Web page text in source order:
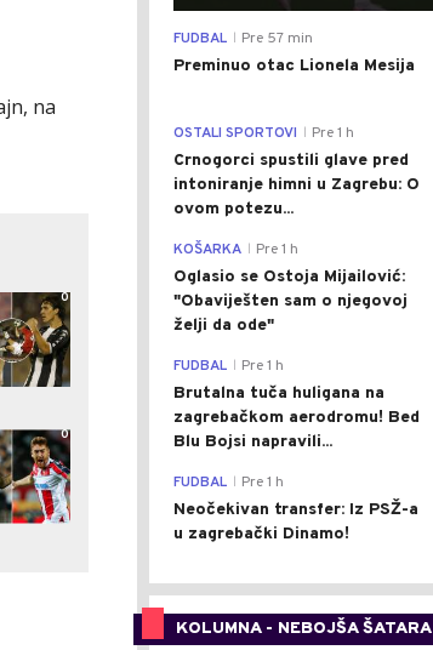
na
0
0
FUDBAL Pre 57 min
Preminuo otac Lionela Mesija
OSTALI SPORTOVI Pre 1 h
Crnogorci spustili glave pred
intoniranje himni u Zagrebu: O
ovom potezu...
KOŠARKA Pre 1 h
Oglasio se Ostoja Mijailović:
"Obaviješten sam o njegovoj
želji da ode"
FUDBAL Pre 1 h
Brutalna tuča huligana na
zagrebačkom aerodromu! Bed
Blu Bojsi napravili...
FUDBAL Pre 1 h
Neočekivan transfer: Iz PSŽ-a
u zagrebački Dinamo!
KOLUMNA - NEBOJŠA ŠATARA